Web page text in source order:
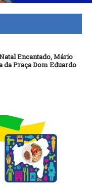
Encantado, Mário
Praça Dom Eduardo